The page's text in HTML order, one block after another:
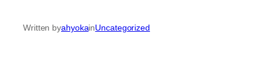
Written byahyokainUncategorized